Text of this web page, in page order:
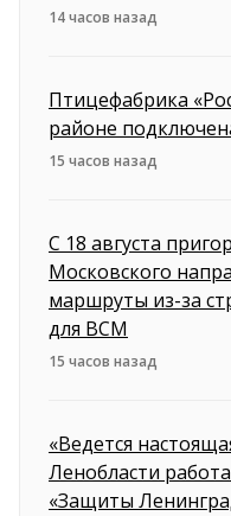
14 часов назад
Птицефабрика
районе
15 часов назад
С 18 августа
Московского
маршруты из-за
для ВСМ
15 часов назад
«Ведется
Ленобласти
«Защиты